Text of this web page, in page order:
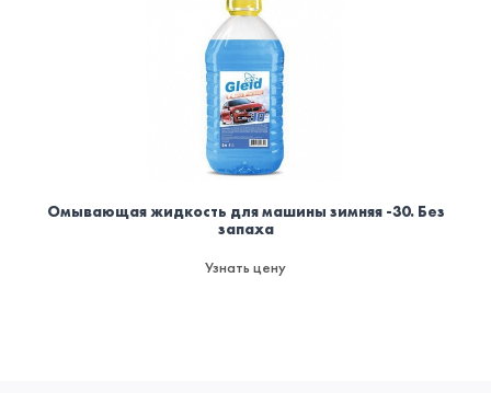
Омывающая жидкость для машины зимняя -30. Без
запаха
Узнать цену